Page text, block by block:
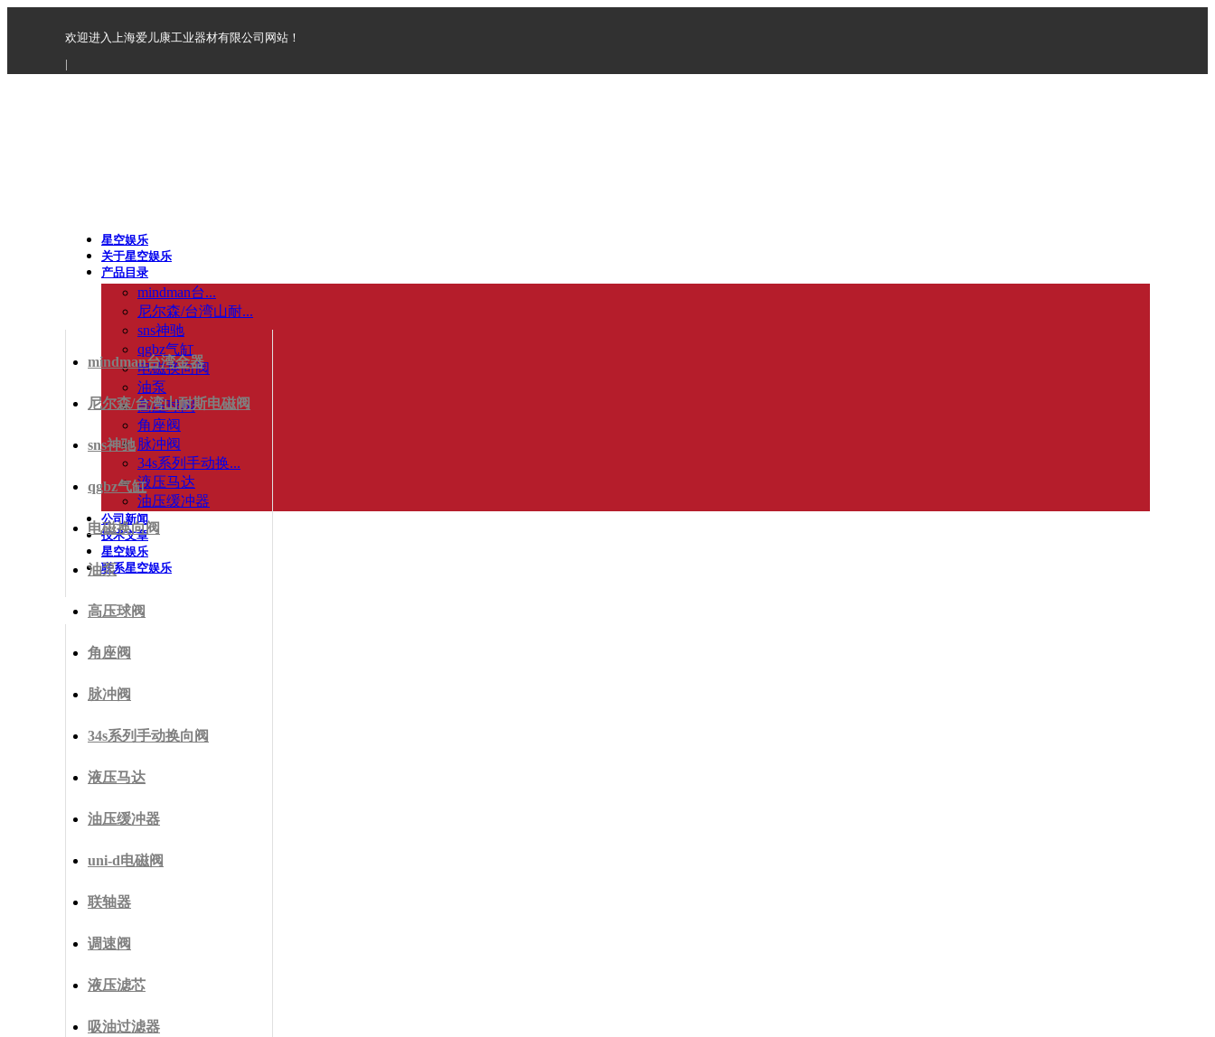
欢迎进入上海爱儿康工业器材有限公司网站！
|
星空娱乐
关于星空娱乐
产品目录
mindman台...
尼尔森/台湾山耐...
sns神驰
qgbz气缸
电磁换向阀
油泵
高压球阀
角座阀
脉冲阀
34s系列手动换...
液压马达
油压缓冲器
公司新闻
技术文章
星空娱乐
联系星空娱乐
mindman台湾金器
尼尔森/台湾山耐斯电磁阀
sns神驰
qgbz气缸
电磁换向阀
油泵
高压球阀
角座阀
脉冲阀
34s系列手动换向阀
液压马达
油压缓冲器
uni-d电磁阀
联轴器
调速阀
液压滤芯
吸油过滤器